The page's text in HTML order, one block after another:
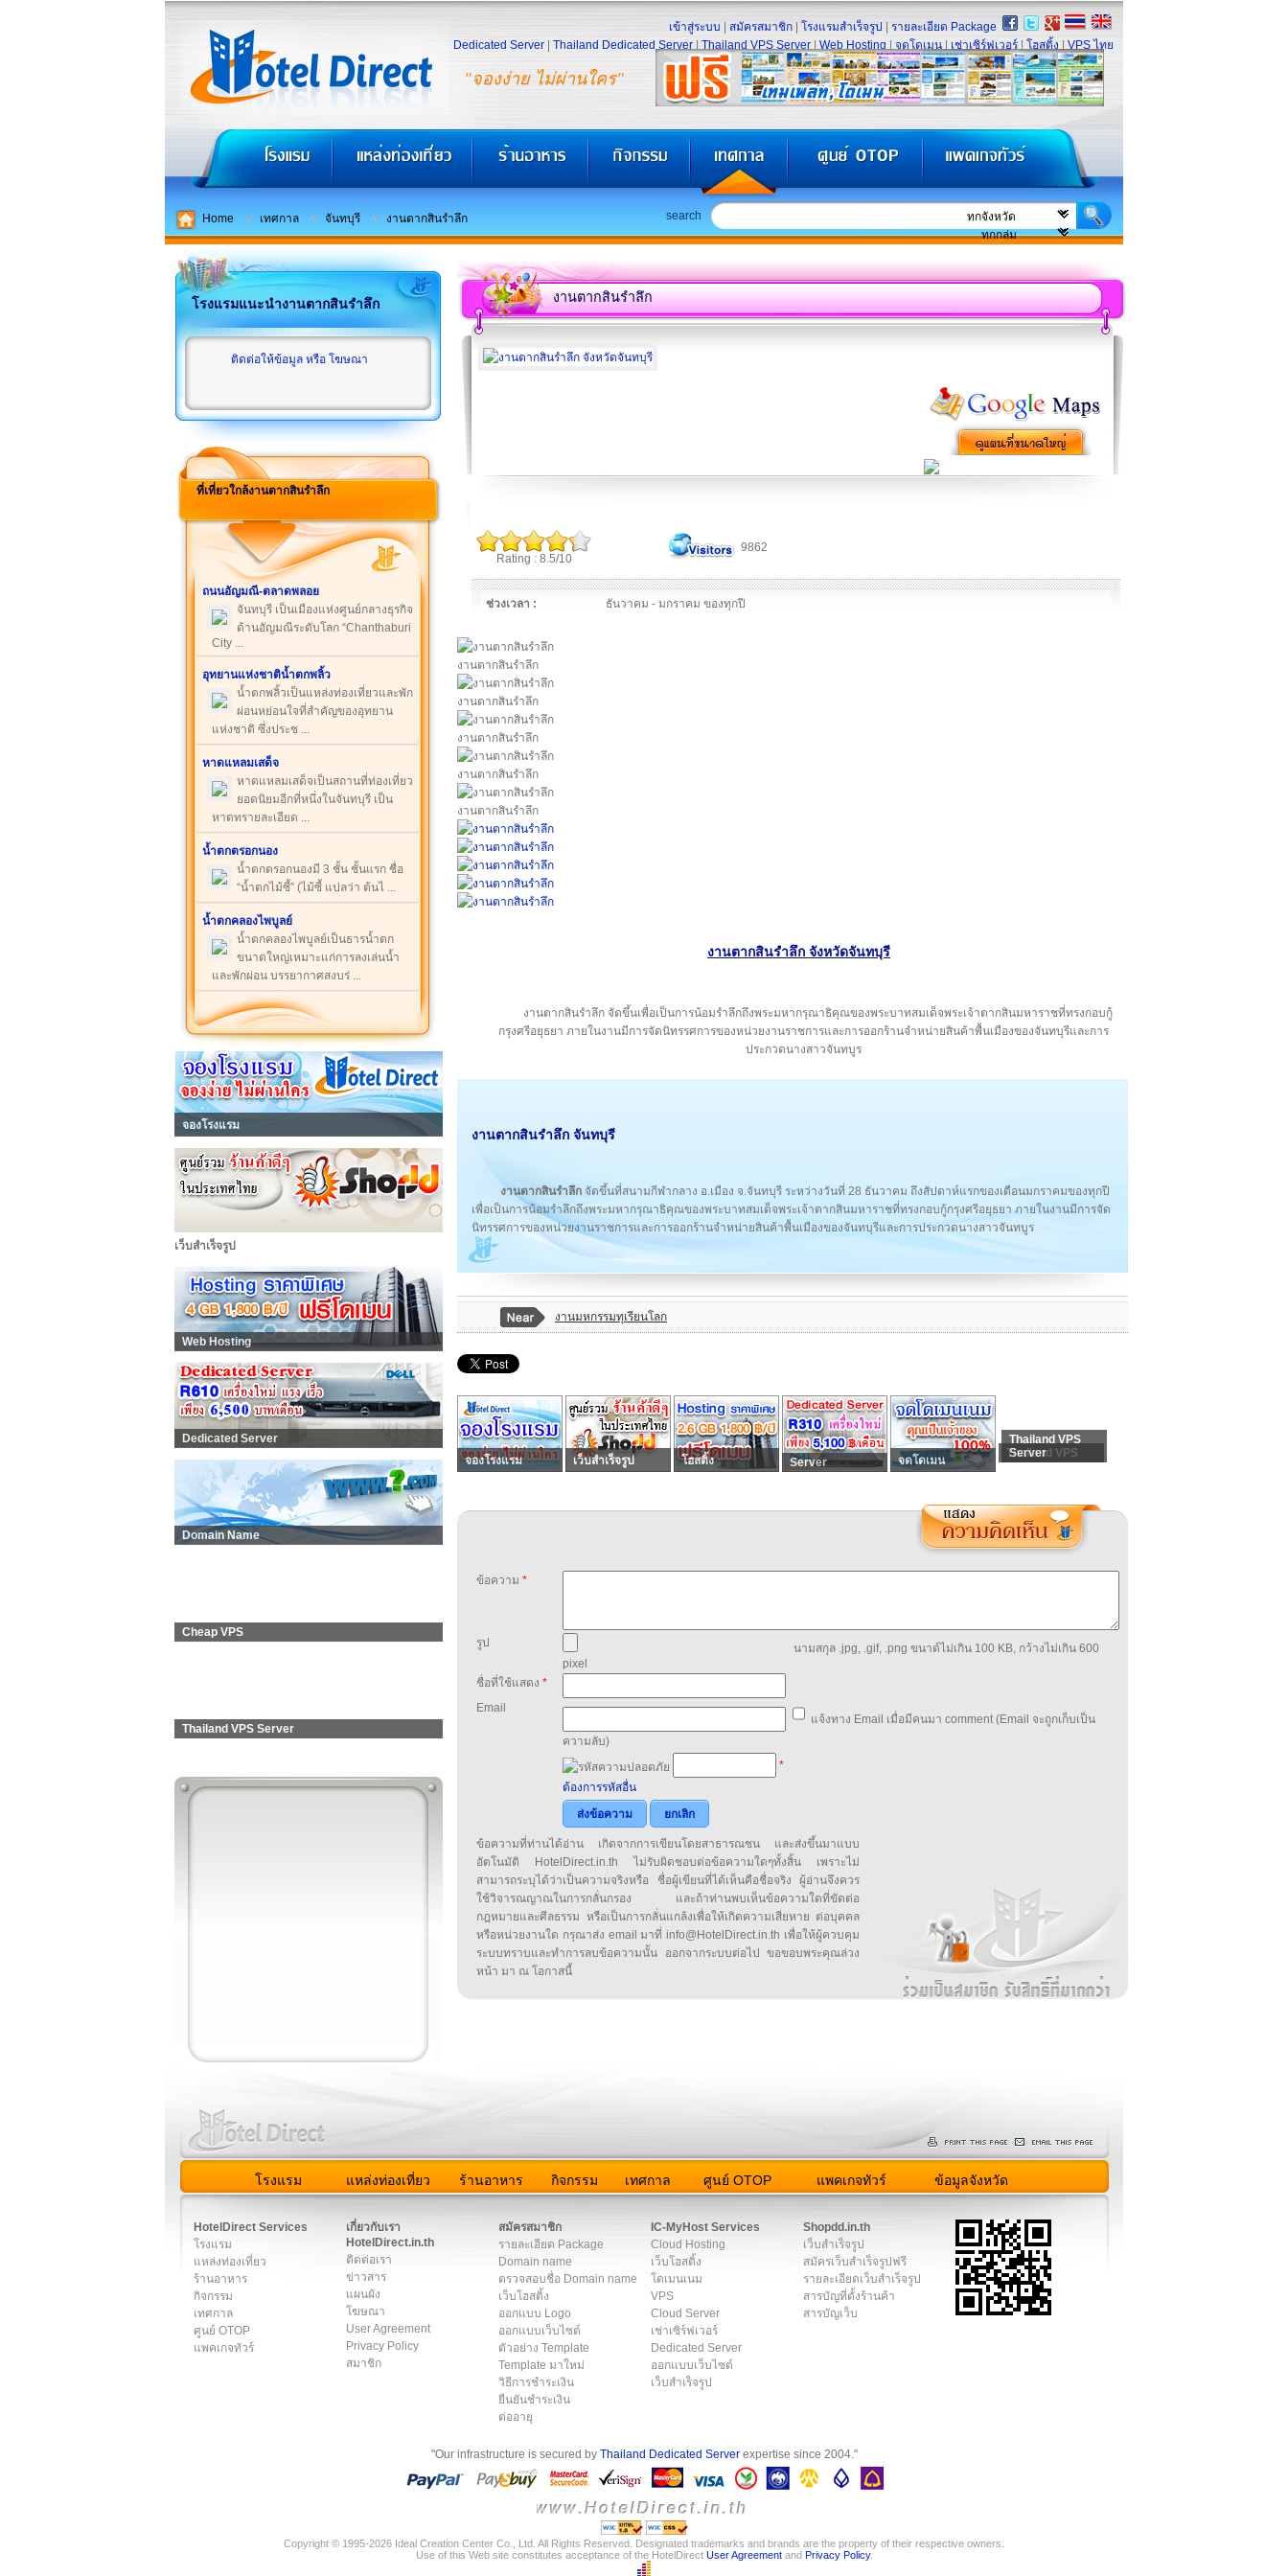
"จองง่าย ไม่ผ่านใคร"
เข้าสู่ระบบ สมัครสมาชิก โรงแรมสำเร็จรูป
รายละเอียด Package
Dedicated Server
Thailand Dedicated Server Thailand VPS Server Web Hosting จดโดเมน เช่าเซิร์ฟเวอร์ โฮสติ้ง VPS ไทย
Home เทศกาล จันทบุรี งานตากสินรำลึก search
โรงแรมแนะนำงานตากสินรำลึก
ติดต่อให้ข้อมูล หรือ โฆษณา
ที่เที่ยวใกล้งานตากสินรำลึก
ถนนอัญมณี-ตลาดพลอย
จันทบุรี เป็นเมืองแห่งศูนย์กลางธุรกิจ
ด้านอัญมณีระดับโลก “Chanthaburi
City ...
อุทยานแห่งชาติน้ำตกพลิ้ว
น้ำตกพลิ้วเป็นแหล่งท่องเที่ยวและพัก
ผ่อนหย่อนใจที่สำคัญของอุทยาน
แห่งชาติ ซึ่งประช ...
หาดแหลมเสด็จ
หาดแหลมเสด็จเป็นสถานที่ท่องเที่ยว
ยอดนิยมอีกที่หนึ่งในจันทบุรี เป็น
หาดทรายละเอียด ...
น้ำตกตรอกนอง
น้ำตกตรอกนองมี 3 ชั้น ชั้นแรก ชื่อ
“น้ำตกไม้ซี้” (ไม้ซี้ แปลว่า ต้นไ ...
น้ำตกคลองไพบูลย์
น้ำตกคลองไพบูลย์เป็นธารน้ำตก
ขนาดใหญ่เหมาะแก่การลงเล่นน้ำ
และพักผ่อน บรรยากาศสงบร่ ...
จองโรงแรม
เว็บสำเร็จรูป
Web Hosting
Dedicated Server
Domain Name
Cheap VPS
Thailand VPS Server
งานตากสินรำลึก
Rating : 8.5/10
9862
ช่วงเวลา : ธันวาคม - มกราคม ของทุกปี
งานตากสินรำลึก
งานตากสินรำลึก
งานตากสินรำลึก
งานตากสินรำลึก
งานตากสินรำลึก
งานตากสินรำลึก จังหวัดจันทบุรี
งานตากสินรำลึก จัดขึ้นเพื่อเป็นการน้อมรำลึกถึงพระมหากรุณาธิคุณของพระบาทสมเด็จพระเจ้าตากสินมหาราชที่ทรงกอบกู้
กรุงศรีอยุธยา ภายในงานมีการจัดนิทรรศการของหน่วยงานราชการและการออกร้านจำหน่ายสินค้าพื้นเมืองของจันทบุรีและการ
ประกวดนางสาวจันทบูร
งานตากสินรำลึก จันทบุรี
งานตากสินรำลึก จัดขึ้นที่สนามกีฬากลาง อ.เมือง จ.จันทบุรี ระหว่างวันที่ 28 ธันวาคม ถึงสัปดาห์แรกของเดือนมกราคมของทุกปี
เพื่อเป็นการน้อมรำลึกถึงพระมหากรุณาธิคุณของพระบาทสมเด็จพระเจ้าตากสินมหาราชที่ทรงกอบกู้กรุงศรีอยุธยา ภายในงานมีการจัด
นิทรรศการของหน่วยงานราชการและการออกร้านจำหน่ายสินค้าพื้นเมืองของจันทบุรีและการประกวดนางสาวจันทบูร
งานมหกรรมทุเรียนโลก
จองโรงแรม เว็บสำเร็จรูป โฮสติ้ง Server จดโดเมน
Thailand VPS
Thailand VPS
Server
ข้อความ *
รูป
นามสกุล .jpg, .gif, .png ขนาด์ไม่เกิน 100 KB, กว้างไม่เกิน 600
pixel
ชื่อที่ใช้แสดง *
Email
แจ้งทาง Email เมื่อมีคนมา comment (Email จะถูกเก็บเป็น
ความลับ)
*
ต้องการรหัสอื่น
ส่งข้อความ
ยกเลิก
ข้อความที่ท่านได้อ่าน เกิดจากการเขียนโดยสาธารณชน และส่งขึ้นมาแบบ
อัตโนมัติ HotelDirect.in.th ไม่รับผิดชอบต่อข้อความใดๆทั้งสิ้น เพราะไม่
สามารถระบุได้ว่าเป็นความจริงหรือ ชื่อผู้เขียนที่ได้เห็นคือชื่อจริง ผู้อ่านจึงควร
ใช้วิจารณญาณในการกลั่นกรอง และถ้าท่านพบเห็นข้อความใดที่ขัดต่อ
กฎหมายและศีลธรรม หรือเป็นการกลั่นแกล้งเพื่อให้เกิดความเสียหาย ต่อบุคคล
หรือหน่วยงานใด กรุณาส่ง email มาที่ info@HotelDirect.in.th เพื่อให้ผู้ควบคุม
ระบบทราบและทำการลบข้อความนั้น ออกจากระบบต่อไป ขอขอบพระคุณล่วง
หน้า มา ณ โอกาสนี้
โรงแรม แหล่งท่องเที่ยว ร้านอาหาร กิจกรรม เทศกาล ศูนย์ OTOP แพคเกจทัวร์ ข้อมูลจังหวัด
HotelDirect Services
โรงแรม
แหล่งท่องเที่ยว
ร้านอาหาร
กิจกรรม
เทศกาล
ศูนย์ OTOP
แพคเกจทัวร์
เกี่ยวกับเรา
HotelDirect.in.th
ติดต่อเรา
ข่าวสาร
แผนผัง
โฆษณา
User Agreement
Privacy Policy
สมาชิก
สมัครสมาชิก
รายละเอียด Package
Domain name
ตรวจสอบชื่อ Domain name
เว็บโฮสติ้ง
ออกแบบ Logo
ออกแบบเว็บไซต์
ตัวอย่าง Template
Template มาใหม่
วิธีการชำระเงิน
ยืนยันชำระเงิน
ต่ออายุ
IC-MyHost Services
Cloud Hosting
เว็บโฮสติ้ง
โดเมนเนม
VPS
Cloud Server
เช่าเซิร์ฟเวอร์
Dedicated Server
ออกแบบเว็บไซต์
เว็บสำเร็จรูป
Shopdd.in.th
เว็บสำเร็จรูป
สมัครเว็บสำเร็จรูปฟรี
รายละเอียดเว็บสำเร็จรูป
สารบัญที่ตั้งร้านค้า
สารบัญเว็บ
"Our infrastructure is secured by Thailand Dedicated Serverexpertise since 2004."
Copyright © 1995-2026 Ideal Creation Center Co., Ltd. All Rights Reserved. Designated trademarks and brands are the property of their respective owners.
Use of this Web site constitutes acceptance of the HotelDirect User Agreementand Privacy Policy.